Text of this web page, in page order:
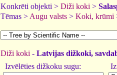
Konkrēti objekti > Diži koki >
Tēmas > Augu valsts > Koki, krūmi
Diži koki - Latvijas dižkoki,
Izvēlēties dižkoku sugu: